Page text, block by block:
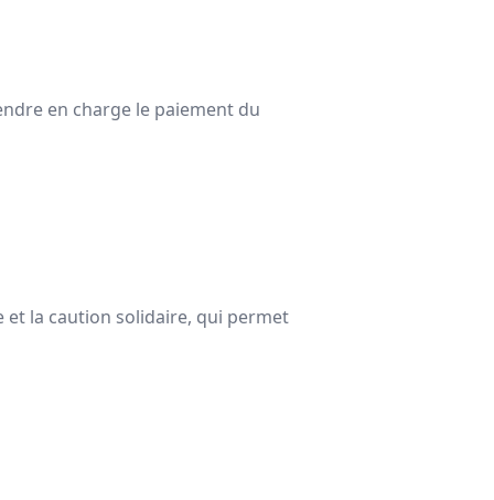
en charge le paiement du
et la caution solidaire, qui permet